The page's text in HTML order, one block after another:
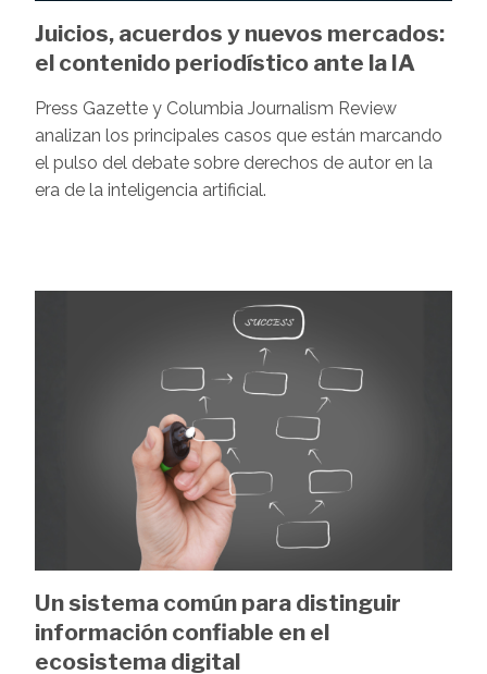
Juicios, acuerdos y nuevos mercados:
el contenido periodístico ante la IA
Press Gazette y Columbia Journalism Review
analizan los principales casos que están marcando
el pulso del debate sobre derechos de autor en la
era de la inteligencia artificial.
Un sistema común para distinguir
información confiable en el
ecosistema digital